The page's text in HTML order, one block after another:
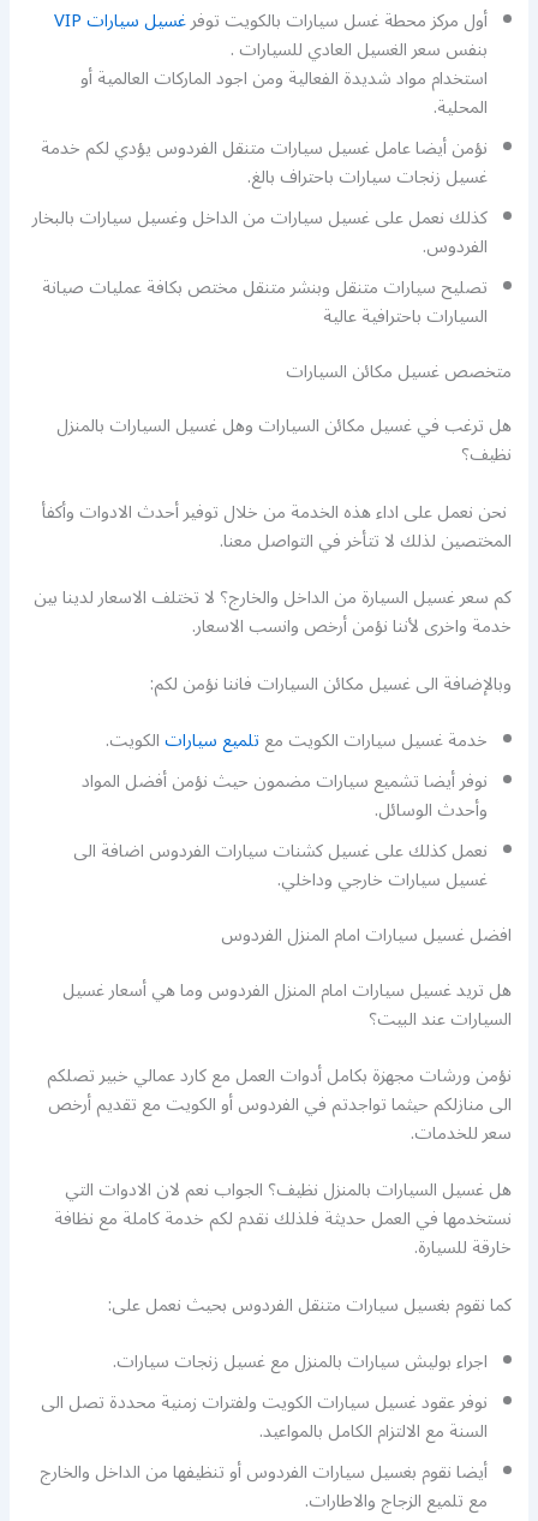
أول مركز محطة غسل سيارات بالكويت توفرغسيل سيارات VIP
بنفس سعر الغسيل العادي للسيارات .
استخدام مواد شديدة الفعالية ومن اجود الماركات العالمية أو
المحلية.
نؤمن أيضا عامل غسيل سيارات متنقل الفردوس يؤدي لكم خدمة
غسيل زنجات سيارات باحتراف بالغ.
كذلك نعمل على غسيل سيارات من الداخل وغسيل سيارات بالبخار
الفردوس.
تصليح سيارات متنقل وبنشر متنقل مختص بكافة عمليات صيانة
السيارات باحترافية عالية
متخصص غسيل مكائن السيارات
هل ترغب في غسيل مكائن السيارات وهل غسيل السيارات بالمنزل
نظيف؟
نحن نعمل على اداء هذه الخدمة من خلال توفير أحدث الادوات وأكفأ
المختصين لذلك لا تتأخر في التواصل معنا.
كم سعر غسيل السيارة من الداخل والخارج؟ لا تختلف الاسعار لدينا بين
خدمة واخرى لأننا نؤمن أرخص وانسب الاسعار.
وبالإضافة الى غسيل مكائن السيارات فاننا نؤمن لكم:
خدمة غسيل سيارات الكويت معتلميع سياراتالكويت.
نوفر أيضا تشميع سيارات مضمون حيث نؤمن أفضل المواد
وأحدث الوسائل.
نعمل كذلك على غسيل كشنات سيارات الفردوس اضافة الى
غسيل سيارات خارجي وداخلي.
افضل غسيل سيارات امام المنزل الفردوس
هل تريد غسيل سيارات امام المنزل الفردوس وما هي أسعار غسيل
السيارات عند البيت؟
نؤمن ورشات مجهزة بكامل أدوات العمل مع كارد عمالي خبير تصلكم
الى منازلكم حيثما تواجدتم في الفردوس أو الكويت مع تقديم أرخص
سعر للخدمات.
هل غسيل السيارات بالمنزل نظيف؟ الجواب نعم لان الادوات التي
نستخدمها في العمل حديثة فلذلك نقدم لكم خدمة كاملة مع نظافة
خارقة للسيارة.
كما نقوم بغسيل سيارات متنقل الفردوس بحيث نعمل على:
اجراء بوليش سيارات بالمنزل مع غسيل زنجات سيارات.
نوفر عقود غسيل سيارات الكويت ولفترات زمنية محددة تصل الى
السنة مع الالتزام الكامل بالمواعيد.
أيضا نقوم بغسيل سيارات الفردوس أو تنظيفها من الداخل والخارج
مع تلميع الزجاج والاطارات.